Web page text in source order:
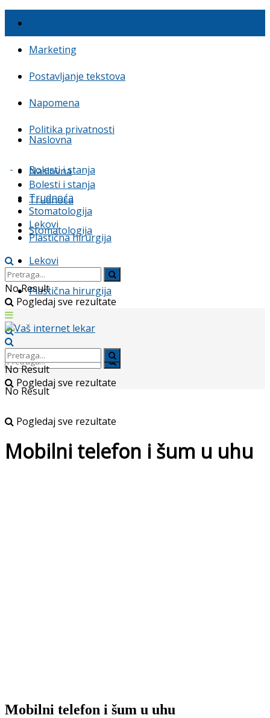
Marketing
Postavljanje tekstova
Napomena
Politika privatnosti
Naslovna
Bolesti i stanja
Trudnoća
Stomatologija
Lekovi
Plastična hirurgija
No Result
Pogledaj sve rezultate
Naslovna
Bolesti i stanja
Trudnoća
Stomatologija
Lekovi
Plastična hirurgija
No Result
Pogledaj sve rezultate
No Result
Pogledaj sve rezultate
Mobilni telefon i šum u uhu
Mobilni telefon i šum u uhu